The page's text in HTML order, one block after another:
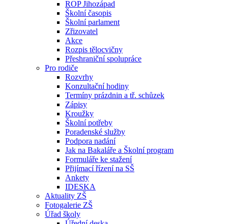
ROP Jihozápad
Školní časopis
Školní parlament
Zřizovatel
Akce
Rozpis tělocvičny
Přeshraniční spolupráce
Pro rodiče
Rozvrhy
Konzultační hodiny
Termíny prázdnin a tř. schůzek
Zápisy
Kroužky
Školní potřeby
Poradenské služby
Podpora nadání
Jak na Bakaláře a Školní program
Formuláře ke stažení
Přijímací řízení na SŠ
Ankety
IDESKA
Aktuality ZŠ
Fotogalerie ZŠ
Úřad školy